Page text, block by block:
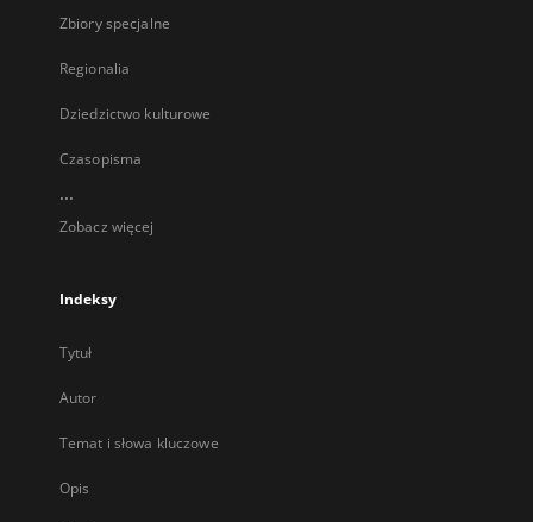
Zbiory specjalne
Regionalia
Dziedzictwo kulturowe
Czasopisma
...
Zobacz więcej
Indeksy
Tytuł
Autor
Temat i słowa kluczowe
Opis